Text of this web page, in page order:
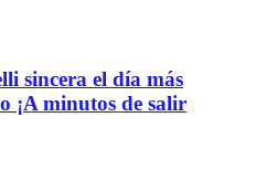
sincera el día más
¡A minutos de salir